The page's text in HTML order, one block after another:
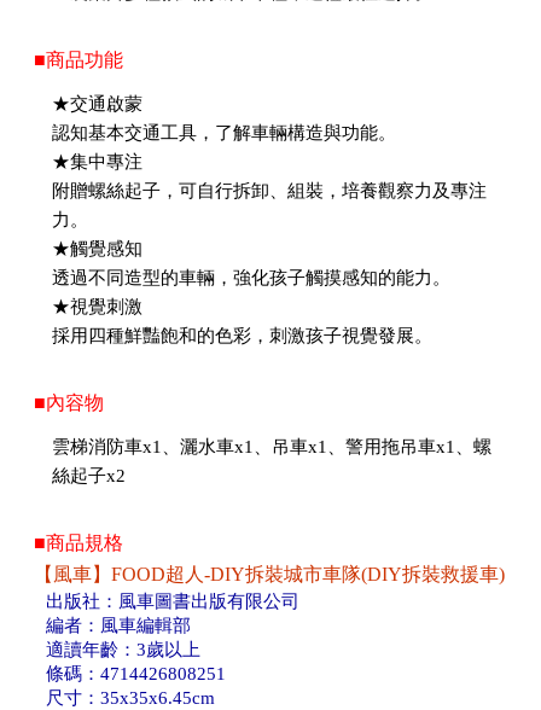
■商品功能
★交通啟蒙
認知基本交通工具，了解車輛構造與功能。
★集中專注
附贈螺絲起子，可自行拆卸、組裝，培養觀察力及專注
力。
★觸覺感知
透過不同造型的車輛，強化孩子觸摸感知的能力。
★視覺刺激
採用四種鮮豔飽和的色彩，刺激孩子視覺發展。
■內容物
雲梯消防車x1、灑水車x1、吊車x1、警用拖吊車x1、螺
絲起子x2
■商品規格
【風車】FOOD超人-DIY拆裝城市車隊(DIY拆裝救援車)
出版社：風車圖書出版有限公司
編者：風車編輯部
適讀年齡：3歲以上
條碼：4714426808251
尺寸：35x35x6.45cm